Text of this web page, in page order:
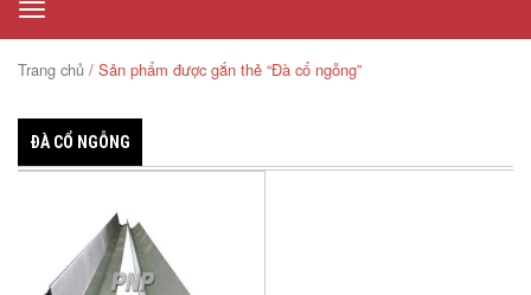
Toggle
navigation
Trang chủ / Sản phẩm được gắn thẻ “Đà cổ ngỗng”
ĐÀ CỔ NGỖNG